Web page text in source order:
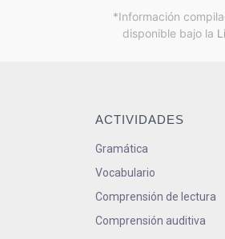
*Información
disponible bajo la
ACTIVIDADES
Gramática
Vocabulario
Comprensión de lectura
Comprensión auditiva